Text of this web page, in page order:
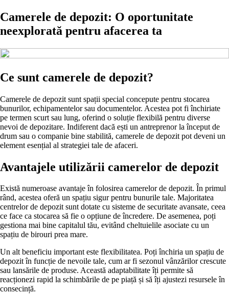
Camerele de depozit: O oportunitate
neexplorată pentru afacerea ta
Ce sunt camerele de depozit?
Camerele de depozit sunt spații special concepute pentru stocarea
bunurilor, echipamentelor sau documentelor. Acestea pot fi închiriate
pe termen scurt sau lung, oferind o soluție flexibilă pentru diverse
nevoi de depozitare. Indiferent dacă ești un antreprenor la început de
drum sau o companie bine stabilită, camerele de depozit pot deveni un
element esențial al strategiei tale de afaceri.
Avantajele utilizării camerelor de depozit
Există numeroase avantaje în folosirea camerelor de depozit. În primul
rând, acestea oferă un spațiu sigur pentru bunurile tale. Majoritatea
centrelor de depozit sunt dotate cu sisteme de securitate avansate, ceea
ce face ca stocarea să fie o opțiune de încredere. De asemenea, poți
gestiona mai bine capitalul tău, evitând cheltuielile asociate cu un
spațiu de birouri prea mare.
Un alt beneficiu important este flexibilitatea. Poți închiria un spațiu de
depozit în funcție de nevoile tale, cum ar fi sezonul vânzărilor crescute
sau lansările de produse. Această adaptabilitate îți permite să
reacționezi rapid la schimbările de pe piață și să îți ajustezi resursele în
consecință.